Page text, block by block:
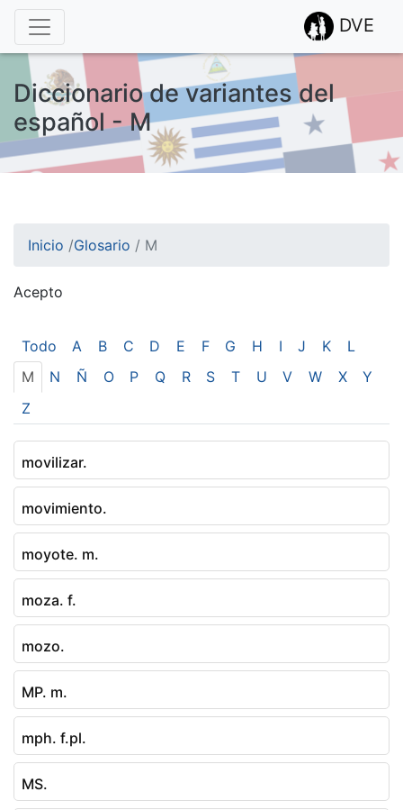
DVE
Diccionario de variantes del
español - M
Inicio /Glosario / M
Acepto
Todo A B C D E F G H I J K
L
M
N Ñ O P Q R S T U V W X
Y
Z
movilizar.
movimiento.
moyote. m.
moza. f.
mozo.
MP. m.
mph. f.pl.
MS.